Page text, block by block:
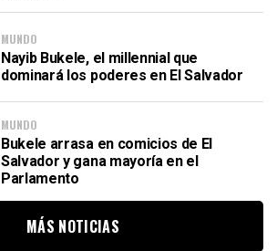
MUNDO
Nayib Bukele, el millennial que
dominará los poderes en El Salvador
MUNDO
Bukele arrasa en comicios de El
Salvador y gana mayoría en el
Parlamento
MÁS NOTICIAS